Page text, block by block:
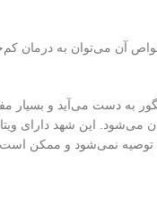
آن می‌توان به درمان
به دست می‌آید و بسیار
توصیه نمی‌شود و ممکن